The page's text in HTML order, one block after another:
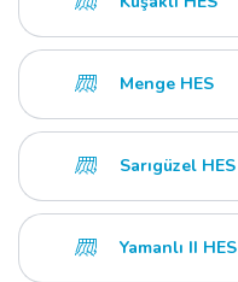
Menge HES
Sarıgüzel HES
Yamanlı II HES